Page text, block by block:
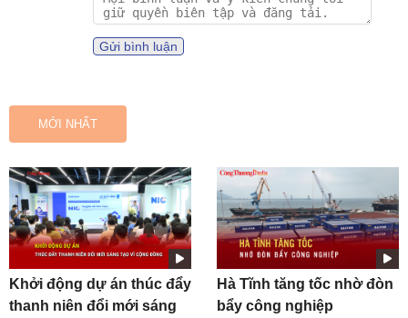
Gửi bình luận
MỚI NHẤT
Khởi động dự án thúc đẩy
thanh niên đổi mới sáng
Hà Tĩnh tăng tốc nhờ đòn
bẩy công nghiệp